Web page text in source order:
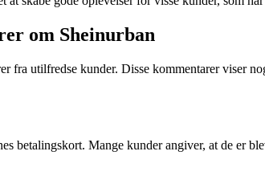
om Sheinurban
fra utilfredse kunder. Disse kommentarer viser
betalingskort. Mange kunder angiver, at de er